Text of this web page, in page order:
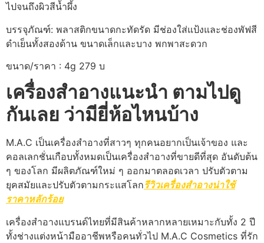
ไปจนถึงผิวสีน้ำผึ้ง
บรรจุภัณฑ์: พลาสติกขนาดกะทัดรัด มีช่องใส่แป้งและช่องพัฟสี
ดำเย็นทั้งสองด้าน ขนาดเล็กและบาง พกพาสะดวก
ขนาด/ราคา : 4g 279 บ
เครื่องสำอางแนะนำ ตามไปดู
กันเลย ว่ามียี่ห้อไหนบ้าง
M.A.C เป็นเครื่องสำอางที่สาวๆ ทุกคนอยากเป็นเจ้าของ และ
คอลเลกชั่นเกือบทั้งหมดเป็นเครื่องสำอางที่ขายดีที่สุด อันดับต้น
ๆ ของโลก มีผลิตภัณฑ์ใหม่ ๆ ออกมาตลอดเวลา ปรับตัวตาม
ยุคสมัยและปรับตัวตามกระแสโลกรีวิวเครื่องสำอางน่าใช้
ราคาหลักร้อย
เครื่องสำอางแบรนด์ไทยที่มีสินค้าหลากหลายเหมาะกับทั้ง 2 ปี
ทั้งช่างแต่งหน้ามืออาชีพหรือคนทั่วไป M.A.C Cosmetics ที่รัก